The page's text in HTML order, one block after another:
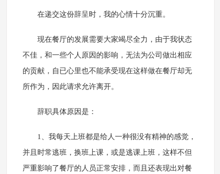
在递交这份辞呈时，我的心情十分沉重。
现在餐厅的发展需要大家竭尽全力，由于我状态
不佳，和一些个人原因的影响，无法为公司做出相应
的贡献，自已心里也不能承受现在这样做在餐厅却无
所作为，因此请求允许离开。
辞职具体原因是：
1、我每天上班都是给人一种很没有精神的感觉，
并且时常逃班，换班上课，或是逃课上班，这样不但
严重影响了餐厅的人员正常安排，而且还表现出对餐